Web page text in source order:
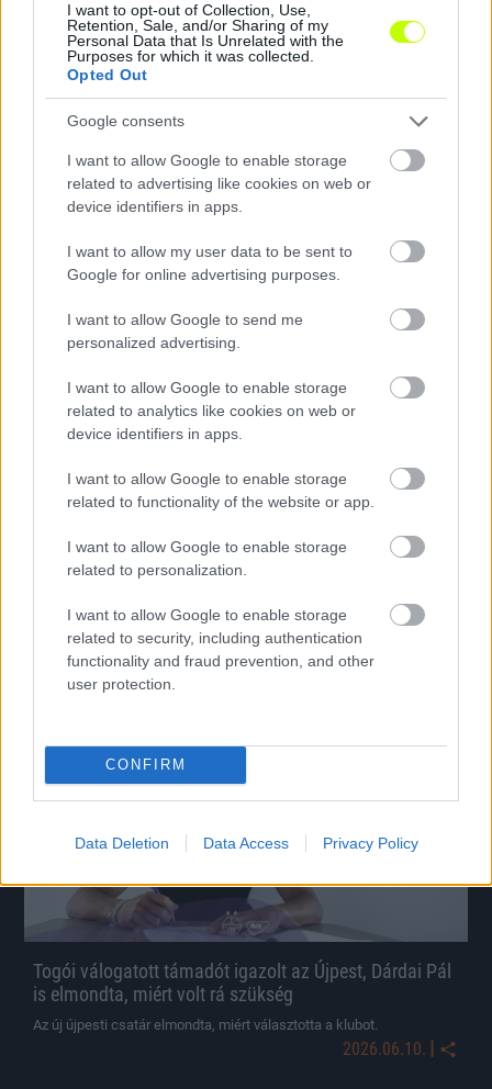
I want to opt-out of Collection, Use,
Retention, Sale, and/or Sharing of my
Personal Data that Is Unrelated with the
Purposes for which it was collected.
Opted Out
Google consents
I want to allow Google to enable storage
related to advertising like cookies on web or
device identifiers in apps.
I want to allow my user data to be sent to
Google for online advertising purposes.
I want to allow Google to send me
personalized advertising.
I want to allow Google to enable storage
related to analytics like cookies on web or
device identifiers in apps.
I want to allow Google to enable storage
related to functionality of the website or app.
I want to allow Google to enable storage
related to personalization.
I want to allow Google to enable storage
related to security, including authentication
functionality and fraud prevention, and other
user protection.
CONFIRM
Data Deletion Data Access Privacy Policy
Újpest: Dárdai nagy célokat tűzött ki, az elnök
önkritikát gyakorolt – Tijani súlyos betegsége is szóba
került
Ratatics Péter elismerte, hogy az elmúlt években több rossz döntést
is hozott a klubvezetés.
Hírek
Véglegesítette az Újpest a tavasszal bizonyító kapus
szerződését
Dárdai Pál is elmondta, miért számítanak tovább a kapusra.
2026.07.07.
Togói válogatott támadót igazolt az Újpest, Dárdai Pál
is elmondta, miért volt rá szükség
Az új újpesti csatár elmondta, miért választotta a klubot.
2026.06.10. |